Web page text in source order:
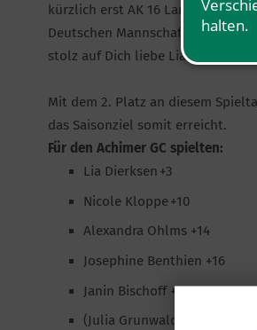
kürzlich erst AK 16
Deutschen
stolz auf Dich liebe Lia!
Mit dem 2. Platz an diesem
das Saisonziel somit erreicht.
Für den Achimer GC spielten:
Lia Dierksen +3
Nicole Kloppe +10
Alexandra Ohlms +14
Josephine Benthien +16
Janin Bischoff +22
(Julia Grunwald +23)